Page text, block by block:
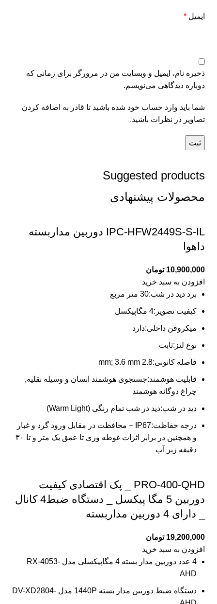
ایمیل *
ذخیره نام، ایمیل و وبسایت من در مرورگر برای زمانی که
دوباره دیدگاهی می‌نویسم.
شما باید وارد حساب خود شده باشید تا قادر به اضافه کردن
تصاویر در نظرات باشید.
Suggested products
محصولات پیشنهادی
IPC-HFW2449S-S-IL دوربین مداربسته
داهوا
10,900,000 تومان
افزودن به سبد خرید
برد دید در شب:30 متر مربع
کیفیت تصویر:4 مگاپیکسل
میکروفن داخلی:دارد
نوع لنز:ثابت
فاصله کانونی:2.8 mm; 3.6 mm
قابلیت هوشمند:جستجوی هوشمند انسان و وسیله نقلیه,
چراغ دوگانه هوشمند
دید در شب:دید در شب تمام رنگی (Warm Light)
درجه حفاظت:
IP67 – محافظت در مقابل ورود گرد و غبار
و همچنین در برابر اثرات غوطه وری تا عمق یک متر و تا ۳۰
دقیقه زیر آب
PRO-400-QHD _ پک اقتصادی کیفیت
دوربین 5 مگا پیکسل _ دستگاه ضبط4 کانال
_ دارای 4 دوربین مداربسته
19,200,000 تومان
افزودن به سبد خرید
4 عدد دوربین مدار بسته
4 مگاپیکسلی مدل RX-4053-
AHD
دستگاه ضبط دوربین مدار بسته
1440P مدل DV-XD2804-